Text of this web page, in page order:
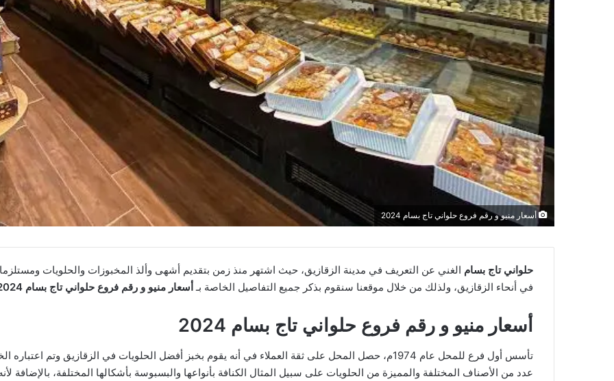
أسعار منيو و رقم فروع حلواني تاج بسام 2024
حلواني تاج بسام الغني عن التعريف في مدينة الزقازيق، حيث اشتهر منذ زمن بتقديم أشهى وألذ المخبوزات والحلويات
في أنحاء الزقازيق، ولذلك من خلال موقعنا سنقوم بذكر جميع التفاصيل الخاصة بـ أسعار منيو و رقم فروع حلواني تاج بسام 2024
أسعار منيو و رقم فروع حلواني تاج بسام 2024
تأسس أول فرع للمحل عام 1974م، حصل المحل على ثقة العملاء في أنه يقوم بخبز أفضل الحلويات في الزقازيق وتم
عدد من الأصناف المختلفة والمميزة من الحلويات على سبيل المثال الكنافة بأنواعها والبسبوسة بأشكالها المختلفة، بالإضافة